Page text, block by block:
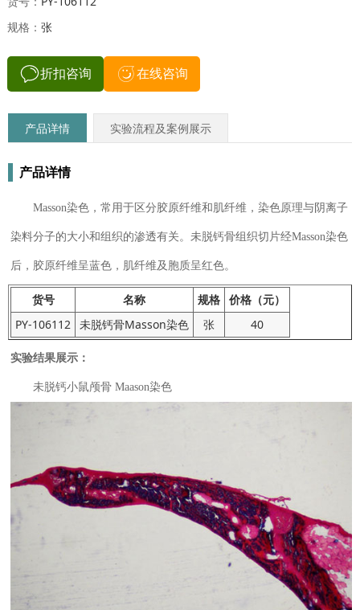
规格： 张
折扣咨询 在线咨询
产品详情 实验流程及案例展示
产品详情
Masson染色，常用于区分胶原纤维和肌纤维，染色原理与阴离子
染料分子的大小和组织的渗透有关。未脱钙骨组织切片经Masson染色
后，胶原纤维呈蓝色，肌纤维及胞质呈红色。
货号 名称 规格 价格（元）
PY-106112 未脱钙骨Masson染色 张 40
实验结果展示：
未脱钙小鼠颅骨 Maason染色